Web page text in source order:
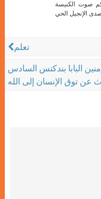
صوت الكنيسة
تعلم
البابا بندكتس السادس
عن توق الإنسان إلى الله